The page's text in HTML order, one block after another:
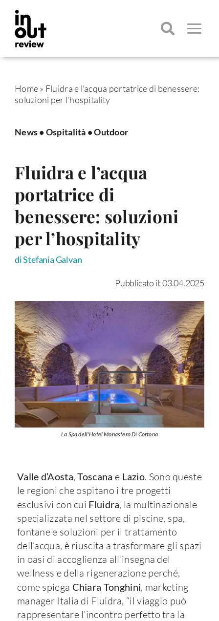
contenuto
Toggle
per:
Home» Fluidra e l’acqua portatrice di benessere:
soluzioni per l’hospitality
News• Ospitalità •Outdoor
Fluidra e l’acqua
portatrice di
benessere: soluzioni
per l’hospitality
di Stefania Galvan
Pubblicato il: 03.04.2025
La Spa dell'Hotel Monastero Di Cortona
Valle d’Aosta,Toscana e Lazio. Sono queste
le regioni che ospitano i tre progetti
esclusivi con cui Fluidra, la multinazionale
specializzata nel settore di piscine, spa,
fontane e soluzioni per il trattamento
dell’acqua, è riuscita a trasformare gli spazi
in oasi di accoglienza all’insegna del
wellness e della rigenerazione perché,
come spiega Chiara Tonghini, marketing
manager Italia di Fluidra, “il viaggio può
rappresentare l’incontro perfetto tra la